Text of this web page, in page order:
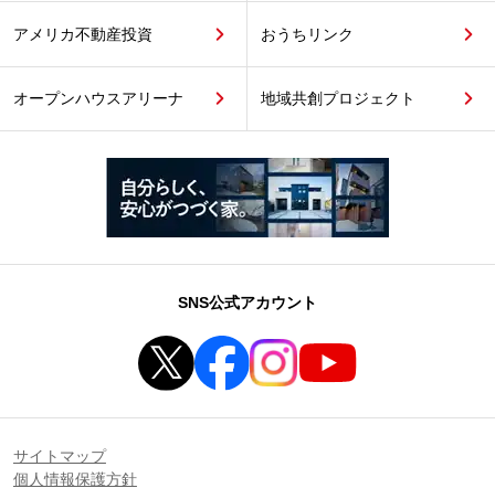
アメリカ不動産投資 おうちリンク
オープンハウスアリーナ 地域共創プロジェクト
SNS公式アカウント
サイトマップ
個人情報保護方針